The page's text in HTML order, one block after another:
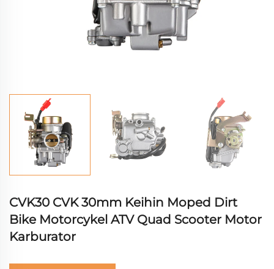
CVK30 CVK 30mm Keihin Moped Dirt
Bike Motorcykel ATV Quad Scooter Motor
Karburator